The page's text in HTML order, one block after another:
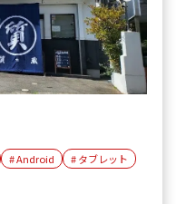
# Android
# タブレット